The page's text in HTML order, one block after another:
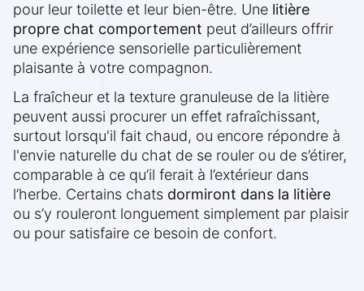
pour leur toilette et leur bien-être. Une litière
propre chat comportement peut d’ailleurs offrir
une expérience sensorielle particulièrement
plaisante à votre compagnon.
La fraîcheur et la texture granuleuse de la litière
peuvent aussi procurer un effet rafraîchissant,
surtout lorsqu'il fait chaud, ou encore répondre à
l'envie naturelle du chat de se rouler ou de s’étirer,
comparable à ce qu’il ferait à l’extérieur dans
l’herbe. Certains chats dormiront dans la litière
ou s’y rouleront longuement simplement par plaisir
ou pour satisfaire ce besoin de confort.